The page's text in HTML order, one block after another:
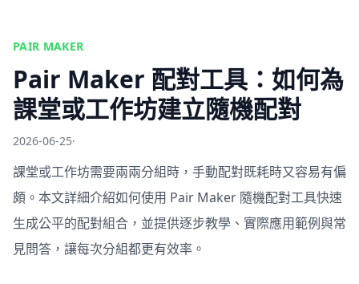
PAIR MAKER
Pair Maker 配對工具：如何為
課堂或工作坊建立隨機配對
2026-06-25·
課堂或工作坊需要兩兩分組時，手動配對既耗時又容易有偏
頗。本文詳細介紹如何使用 Pair Maker 隨機配對工具快速
生成公平的配對組合，並提供逐步教學、實際應用範例與常
見問答，讓每次分組都更有效率。